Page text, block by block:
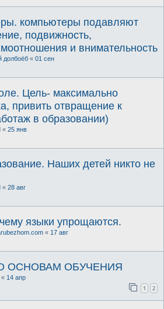
компьютеры подавляют
подвижность,
и внимательность
долбоёб « 01 сен
Цель- максимально
привить отвращение к
в образовании)
« 25 янв
Наших детей никто не
« 28 авг
языки упрощаются.
« 17 авг
ОСНОВАМ ОБУЧЕНИЯ
« 14 апр
1 2